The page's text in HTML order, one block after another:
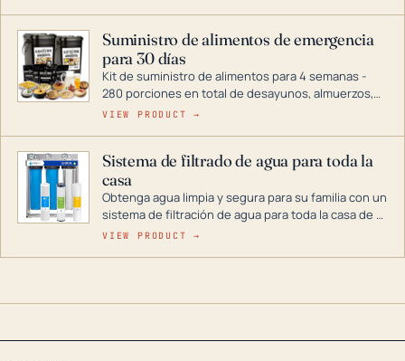
combustible dual, con una gama completa que
abarca desde inversores digitales hasta
generadores que pueden alimentar toda su casa.
Suministro de alimentos de emergencia
para 30 días
Kit de suministro de alimentos para 4 semanas -
280 porciones en total de desayunos, almuerzos,
cenas y postres. Se puede almacenar durante
VIEW PRODUCT →
Sistema de filtrado de agua para toda la
casa
Obtenga agua limpia y segura para su familia con un
sistema de filtración de agua para toda la casa de 3
etapas. La tecnología avanzada de este filtro
en situaciones de emergencia.
VIEW PRODUCT →